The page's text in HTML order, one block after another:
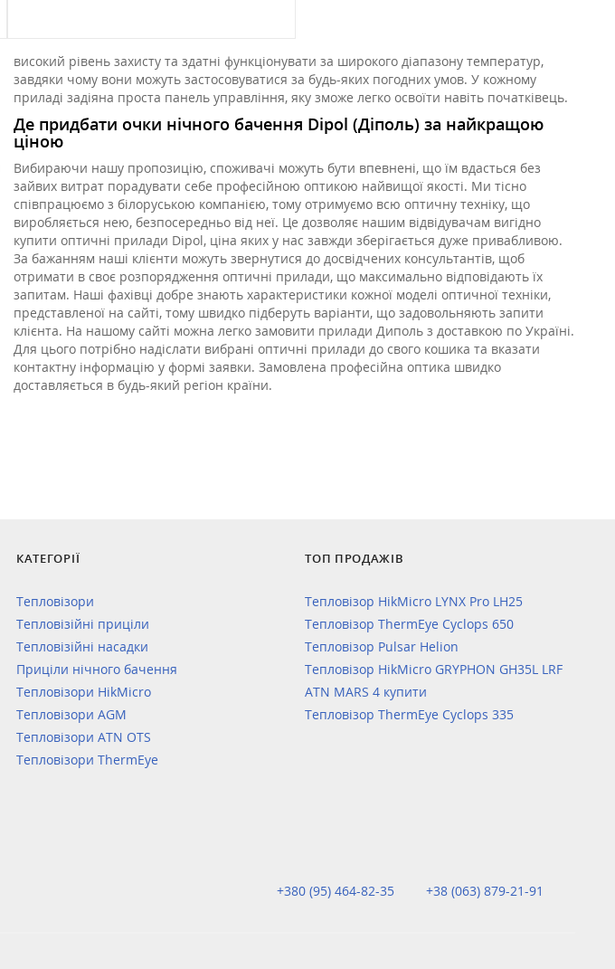
високий рівень захисту та здатні функціонувати за широкого діапазону температур,
завдяки чому вони можуть застосовуватися за будь-яких погодних умов. У кожному
приладі задіяна проста панель управління, яку зможе легко освоїти навіть початківець.
Де придбати очки нічного бачення Dipol (Діполь) за найкращою
ціною
Вибираючи нашу пропозицію, споживачі можуть бути впевнені, що їм вдасться без
зайвих витрат порадувати себе професійною оптикою найвищої якості. Ми тісно
співпрацюємо з білоруською компанією, тому отримуємо всю оптичну техніку, що
виробляється нею, безпосередньо від неї. Це дозволяє нашим відвідувачам вигідно
купити оптичні прилади Dipol, ціна яких у нас завжди зберігається дуже привабливою.
За бажанням наші клієнти можуть звернутися до досвідчених консультантів, щоб
отримати в своє розпорядження оптичні прилади, що максимально відповідають їх
запитам. Наші фахівці добре знають характеристики кожної моделі оптичної техніки,
представленої на сайті, тому швидко підберуть варіанти, що задовольняють запити
клієнта. На нашому сайті можна легко замовити прилади Диполь з доставкою по Україні.
Для цього потрібно надіслати вибрані оптичні прилади до свого кошика та вказати
контактну інформацію у формі заявки. Замовлена професійна оптика швидко
доставляється в будь-який регіон країни.
КАТЕГОРІЇ
Тепловізори
Тепловізійні приціли
Тепловізійні насадки
Приціли нічного бачення
Тепловізори HikMicro
Тепловізори AGM
Тепловізори ATN OTS
Тепловізори ThermEye
ТОП ПРОДАЖІВ
Тепловізор HikMicro LYNX Pro LH25
Тепловізор ThermEye Cyclops 650
Тепловізор Pulsar Helion
Тепловізор HikMicro GRYPHON GH35L LRF
ATN MARS 4 купити
Тепловізор ThermEye Cyclops 335
+380 (95) 464-82-35 +38 (063) 879-21-91